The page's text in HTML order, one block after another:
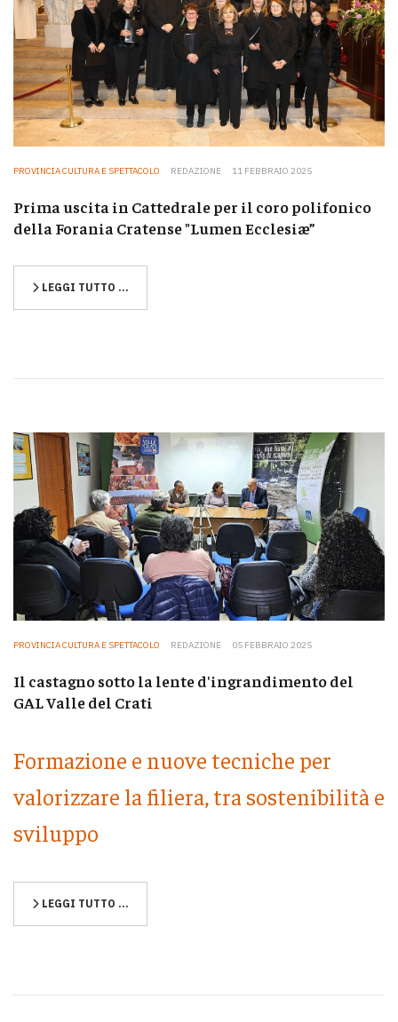
PROVINCIA CULTURA E SPETTACOLO REDAZIONE 11 FEBBRAIO 2025
Prima uscita in Cattedrale per il coro polifonico
della Forania Cratense "Lumen Ecclesiæ”
LEGGI TUTTO …
PROVINCIA CULTURA E SPETTACOLO REDAZIONE 05 FEBBRAIO 2025
Il castagno sotto la lente d'ingrandimento del
GAL Valle del Crati
Formazione e nuove tecniche per
valorizzare la filiera, tra sostenibilità e
sviluppo
LEGGI TUTTO …